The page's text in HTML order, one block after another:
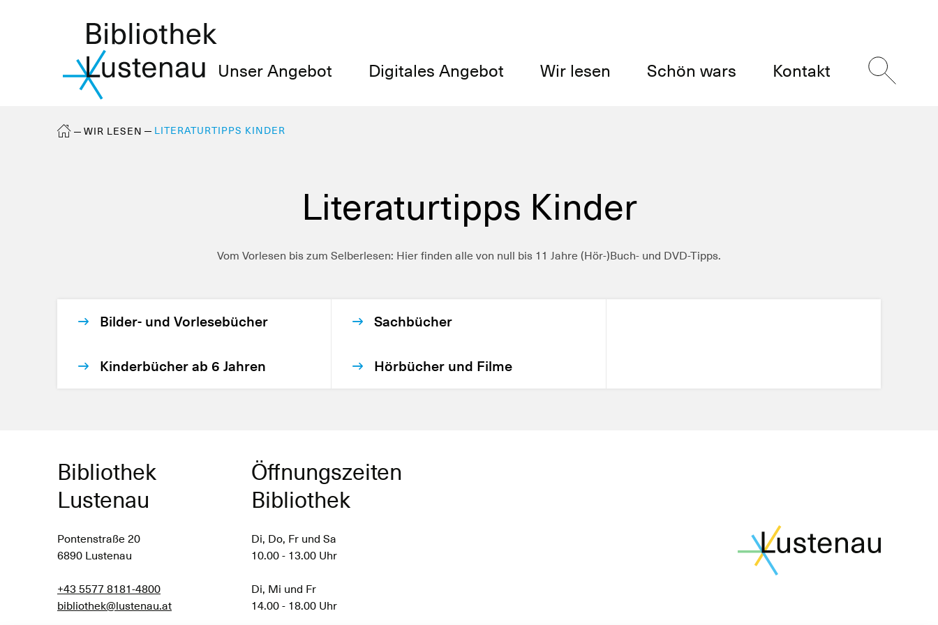
Unser Angebot Digitales Angebot Wir lesen Schön wars Kontakt
WIR LESEN LITERATURTIPPS KINDER
Literaturtipps Kinder
Vom Vorlesen bis zum Selberlesen: Hier finden alle von null bis 11 Jahre (Hör-)Buch- und DVD-Tipps.
Bilder- und Vorlesebücher
Kinderbücher ab 6 Jahren
Sachbücher
Hörbücher und Filme
Bibliothek
Lustenau
Pontenstraße 20
6890 Lustenau
+43 5577 8181-4800
bibliothek@lustenau.at
Öffnungszeiten
Bibliothek
Di, Do, Fr und Sa
10.00 - 13.00 Uhr
Di, Mi und Fr
14.00 - 18.00 Uhr